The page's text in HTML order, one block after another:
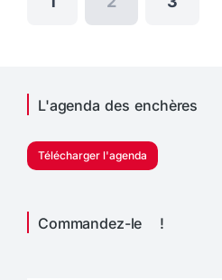
L'agenda des enchères
Télécharger l'agenda
Commandez-le !